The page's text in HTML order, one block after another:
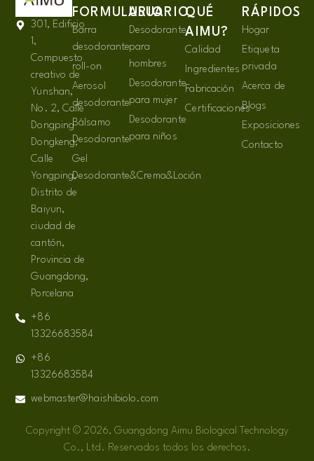
301, Edificio
1,
Compuesto
creativo de
Yunshan,
No. 2, Calle
Dongping
Dongkeng,
Calle
Yongping,
Distrito de
Baiyun,
ciudad de
cantón,
Provincia de
Guangdong,
Porcelana
+86
13326683584
+86
13326683584
webmaster@haishibiolo.com
FORMULARIO
Barra
desodorante
roll-on
Aerosol
desodorante
Bálsamo
Desodorante
Gel
Desodorante&Crema&Loción
USUARIO
Desodorante
para
hombres
Desodorante
para mujer
Desodorante
para niños
QUÉ
AIMU?
Calidad
Ingredientes
Fabricación
Certificaciones
RÁPIDOS
Hogar
Etiqueta
privada
Acerca de
Blogs
Exposiciones
Contacto
Copyright © 2026, Guangdong Aimu Biological Technology
Co., Ltd. Reservados todos los derechos.